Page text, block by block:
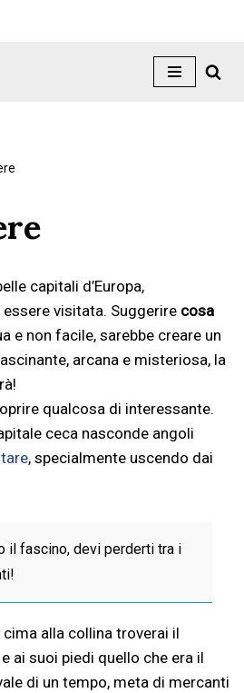
capitali d’Europa,
visitata. Suggerire cosa
e non facile, sarebbe creare un
arcana e misteriosa, la
qualcosa di interessante.
ceca nasconde angoli
, specialmente uscendo dai
il fascino, devi perderti tra i
cima alla collina troverai il
e ai suoi piedi quello che era il
di un tempo, meta di mercanti